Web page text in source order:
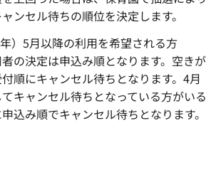
ンセル待ちの順位を決定します。
）5月以降の利用を希望される方
の決定は申込み順となります。空きが
順にキャンセル待ちとなります。4月
キャンセル待ちとなっている方がいる
込み順でキャンセル待ちとなります。